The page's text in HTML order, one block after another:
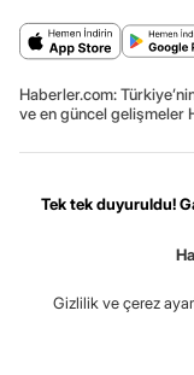
Haberler.com:
ve en güncel gelişmeler
Tek tek duyuruldu!
Gizlilik ve çerez